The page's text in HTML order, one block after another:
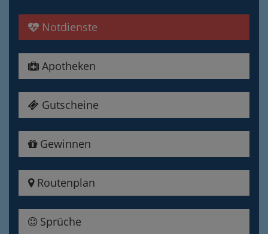
Notdienste
Apotheken
Gutscheine
Gewinnen
Routenplan
Sprüche